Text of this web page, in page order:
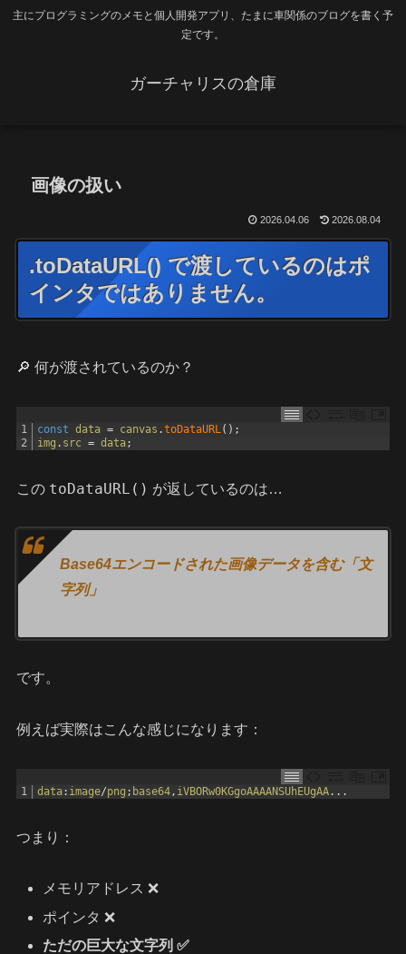
主にプログラミングのメモと個人開発アプリ、たまに車関係のブログを書く予
定です。
ガーチャリスの倉庫
画像の扱い
2026.04.06 2026.08.04
.toDataURL() で渡しているのはポ
インタではありません。
🔎 何が渡されているのか？
1
2
const data = canvas .toDataURL( ) ;
img . src = data;
この toDataURL() が返しているのは…
Base64エンコードされた画像データを含む「文
字列」
です。
例えば実際はこんな感じになります：
1 data : image/png ; base64, iVBORw0KGgoAAAANSUhEUgAA . . .
つまり：
メモリアドレス ❌
ポインタ ❌
ただの巨大な文字列 ✅